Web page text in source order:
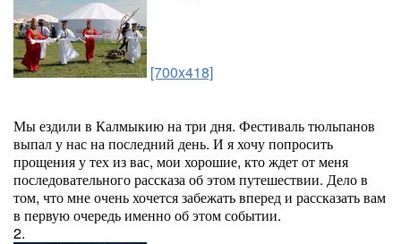
[700x418]
Мы ездили в Калмыкию на три дня. Фестиваль тюльпанов
выпал у нас на последний день. И я хочу попросить
прощения у тех из вас, мои хорошие, кто ждет от меня
последовательного рассказа об этом путешествии. Дело в
том, что мне очень хочется забежать вперед и рассказать вам
в первую очередь именно об этом событии.
2.